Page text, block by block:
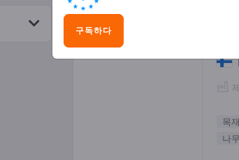
목재 절단기 공급업체
목
나
구독하다